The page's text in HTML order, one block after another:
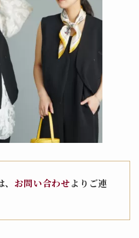
お問い合わせよりご連